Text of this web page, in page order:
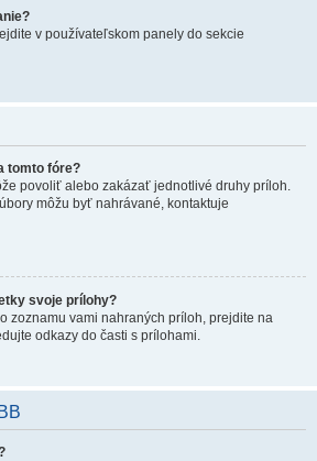
v používateľskom panely do sekcie
tomto fóre?
povoliť alebo zakázať jednotlivé druhy príloh.
môžu byť nahrávané, kontaktuje
svoje prílohy?
zoznamu vami nahraných príloh, prejdite na
odkazy do časti s prílohami.